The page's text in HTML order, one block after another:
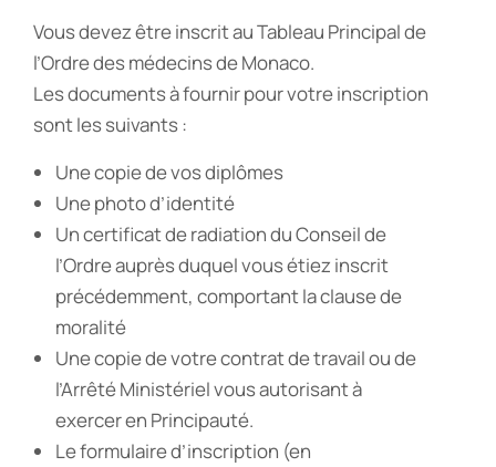
Vous devez être inscrit au Tableau Principal de
l’Ordre des médecins de Monaco.
Les documents à fournir pour votre inscription
sont les suivants :
Une copie de vos diplômes
Une photo d’identité
Un certificat de radiation du Conseil de
l’Ordre auprès duquel vous étiez inscrit
précédemment, comportant la clause de
moralité
Une copie de votre contrat de travail ou de
l’Arrêté Ministériel vous autorisant à
exercer en Principauté.
Le formulaire d’inscription (en